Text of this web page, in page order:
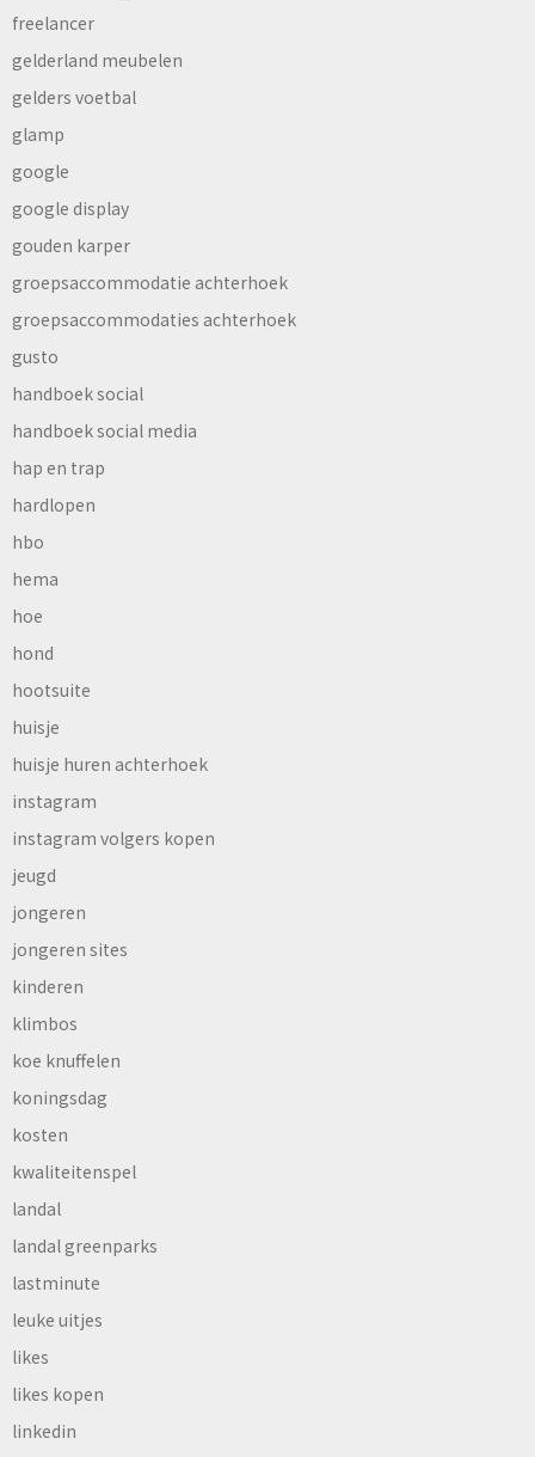
freelancer
gelderland meubelen
gelders voetbal
glamp
google
google display
gouden karper
groepsaccommodatie achterhoek
groepsaccommodaties achterhoek
gusto
handboek social
handboek social media
hap en trap
hardlopen
hbo
hema
hoe
hond
hootsuite
huisje
huisje huren achterhoek
instagram
instagram volgers kopen
jeugd
jongeren
jongeren sites
kinderen
klimbos
koe knuffelen
koningsdag
kosten
kwaliteitenspel
landal
landal greenparks
lastminute
leuke uitjes
likes
likes kopen
linkedin